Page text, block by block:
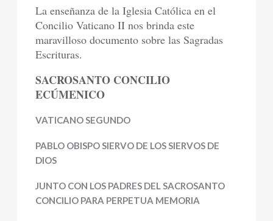
La enseñanza de la Iglesia Católica en el
Concilio Vaticano II nos brinda este
maravilloso documento sobre las Sagradas
Escrituras.
SACROSANTO CONCILIO
ECÚMENICO
VATICANO SEGUNDO
PABLO OBISPO SIERVO DE LOS SIERVOS DE
DIOS
JUNTO CON LOS PADRES DEL SACROSANTO
CONCILIO PARA PERPETUA MEMORIA